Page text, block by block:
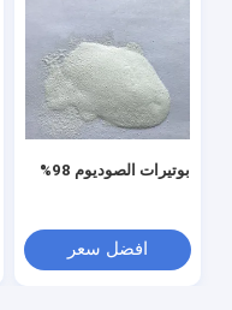
بوتيرات الصوديوم 98%
افضل سعر